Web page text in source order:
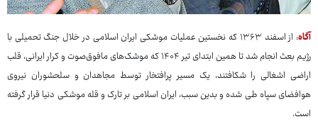
آگاه
: از اسفند ۱۳۶۳ که نخستین عملیات موشکی ایران اسلامی در خلال جنگ تحمیلی با
رژیم بعث انجام شد تا همین ابتدای تیر ۱۴۰۴ که موشک‌های مافوق‌صوت و کرار ایرانی، قلب
اراضی اشغالی را شکافتند، یک مسیر پرافتخار توسط مجاهدان و سلحشوران نیروی
هوافضای سپاه طی شده و بدین سبب، ایران اسلامی بر تارک و قله موشکی دنیا قرار گرفته
است.